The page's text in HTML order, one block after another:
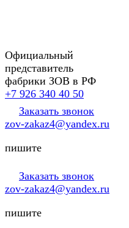
Официальный
представитель
фабрики ЗОВ в РФ
+7 926 340 40 50
Заказать звонок
zov-zakaz4@yandex.ru
пишите
Заказать звонок
zov-zakaz4@yandex.ru
пишите